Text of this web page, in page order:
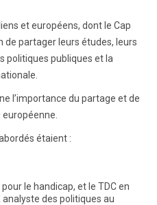
et européens, dont le Cap
de partager leurs études, leurs
politiques publiques et la
l’importance du partage et de
européenne.
étaient :
le handicap, et le TDC en
analyste des politiques au